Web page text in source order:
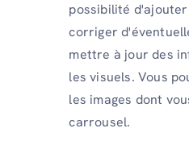
possibilité
corriger
mettre à jour des
les visuels. Vous
les images dont
carrousel.